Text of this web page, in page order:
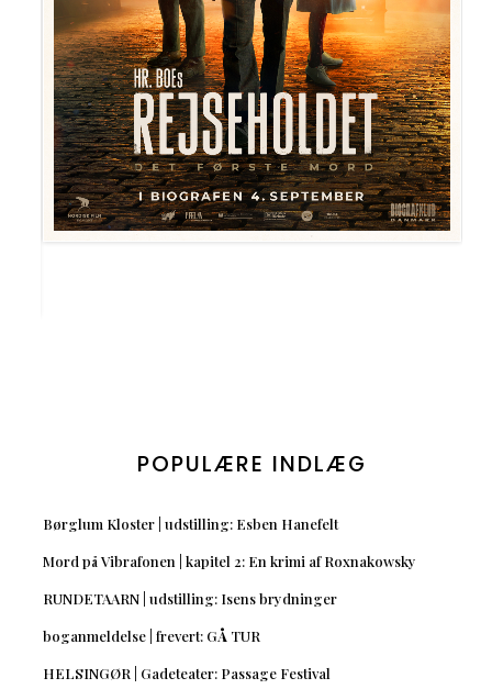
POPULÆRE INDLÆG
Børglum Kloster | udstilling: Esben Hanefelt
Mord på Vibrafonen | kapitel 2: En krimi af Roxnakowsky
RUNDETAARN | udstilling: Isens brydninger
boganmeldelse | frevert: GÅ TUR
HELSINGØR | Gadeteater: Passage Festival